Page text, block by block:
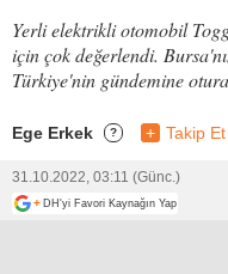
Yerli elektrikli otomobil
için çok değerlendi.
Türkiye'nin gündemine
Ege Erkek ? + Takip Et
31.10.2022, 03:11 (Günc.)
+ DH'yi Favori Kaynağın Yap